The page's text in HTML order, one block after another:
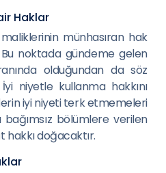
Haklar
münhasıran hak
Bu noktada gündeme gelen
olduğundan da söz
niyetle kullanma hakkını
iyi niyeti terk etmemeleri
bölümlere verilen
doğacaktır.